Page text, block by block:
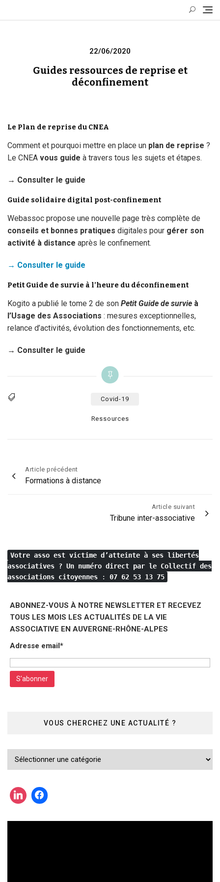
Posted
22/06/2020
Guides ressources de reprise et
déconfinement
Le Plan de reprise du CNEA
Comment et pourquoi mettre en place un plan de reprise ?
Le CNEA vous guide à travers tous les sujets et étapes.
→ Consulter le guide
Guide solidaire digital post-confinement
Webassoc propose une nouvelle page très complète de
conseils et bonnes pratiques digitales pour gérer son
activité à distance après le confinement.
→ Consulter le guide
Petit Guide de survie à l’heure du déconfinement
Kogito a publié le tome 2 de son Petit Guide de survie à
l’Usage des Associations : mesures exceptionnelles,
relance d’activités, évolution des fonctionnements, etc.
→ Consulter le guide
Covid-19
Categories
Ressources
Navigation
Article précédent
Formations à distance
Article suivant
Tribune inter-associative
Votre asso est victime d’atteinte à ses libertés
associatives ? Un numéro direct par le Collectif des
associations citoyennes : 07 62 53 13 75
ABONNEZ-VOUS À NOTRE NEWSLETTER ET RECEVEZ
TOUS LES MOIS LES ACTUALITÉS DE LA VIE
ASSOCIATIVE EN AUVERGNE-RHÔNE-ALPES
Adresse email*
VOUS CHERCHEZ UNE ACTUALITÉ ?
Vous
actualité
?